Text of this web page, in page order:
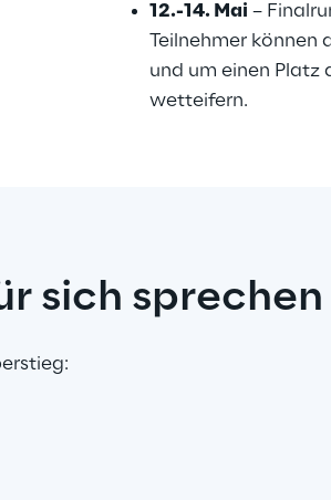
12.-14. Mai –
Teilnehmer können
und um einen Platz
wetteifern.
sich sprechen